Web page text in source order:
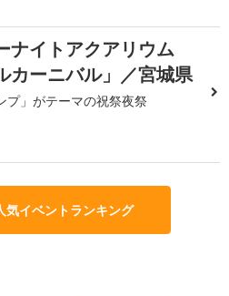
ナイトアクアリウム
カーニバル」／宮城県
プ」がテーマの祝祭夜祭
気イベントランキング